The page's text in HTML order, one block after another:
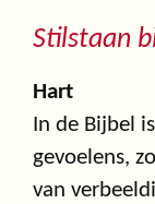
Stilstaan
Hart
In de Bijbel
gevoelens,
van